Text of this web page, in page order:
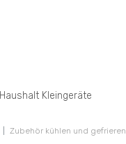
Haushalt Kleingeräte
Zubehör kühlen und gefrieren